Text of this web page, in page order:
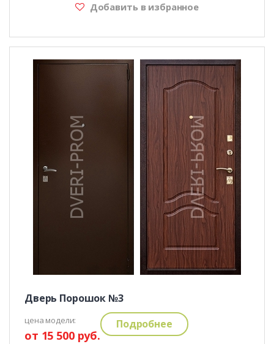
Добавить в избранное
Дверь Порошок №3
цена модели:
от 15 500 руб.
Подробнее